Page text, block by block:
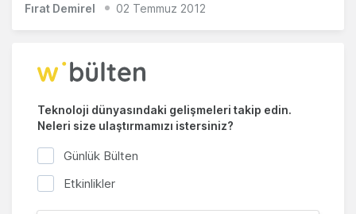
Fırat Demirel 02 Temmuz 2012
Teknoloji dünyasındaki gelişmeleri takip edin.
Neleri size ulaştırmamızı istersiniz?
Günlük Bülten
Etkinlikler